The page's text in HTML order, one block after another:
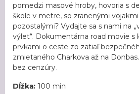
pomedzi masové hroby, hovoria s
škole v metre, so zranenými
pozostalými? Vydajte sa s nami na
výlet“. Dokumentárna road movie s
prvkami o ceste zo zatiaľ
zmietaného Charkova až na
bez cenzúry.
Dĺžka: 100 min